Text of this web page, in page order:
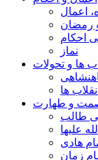
اعمال
رمضان
احکام
نماز
ها و تحولات
ها
و طهارت
طالب
علیها
هادی
زمان